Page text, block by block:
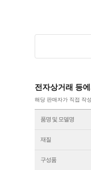
전자상거래 등
해당 판매자가 직접 작
품명 및 모델명
재질
구성품